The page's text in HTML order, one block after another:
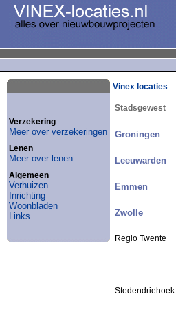
Verzekering
Meer over verzekeringen
Lenen
Meer over lenen
Algemeen
Verhuizen
Inrichting
Woonbladen
Links
Vinex locaties
Stadsgewest
Groningen
Leeuwarden
Emmen
Zwolle
Regio Twente
Stedendriehoek